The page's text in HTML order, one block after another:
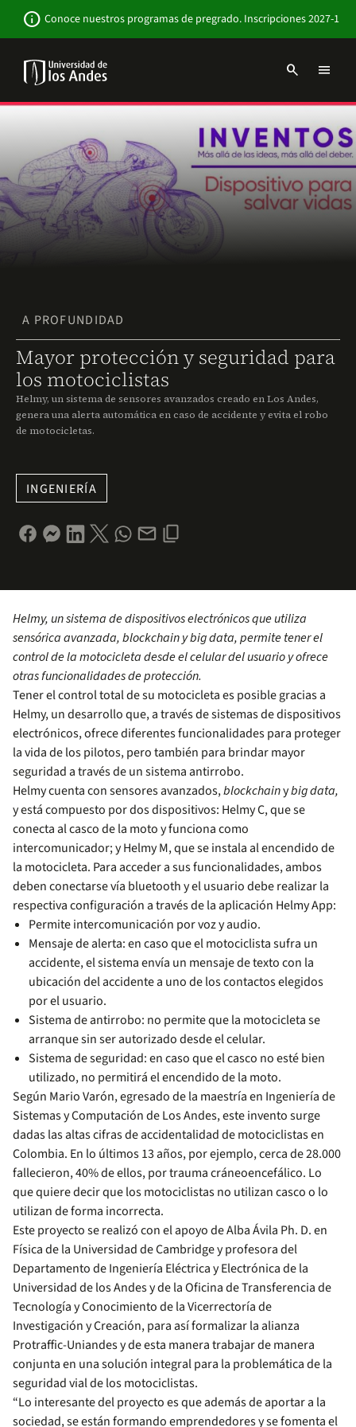
contenido
info Conoce nuestros programas de pregrado. Inscripciones 2027-1
Navbar
Institucional
search menu
A PROFUNDIDAD
Mayor protección y seguridad para
los motociclistas
Helmy, un sistema de sensores avanzados creado en Los Andes,
genera una alerta automática en caso de accidente y evita el robo
de motocicletas.
INGENIERÍA
Helmy, un sistema de dispositivos electrónicos que utiliza
sensórica avanzada, blockchain y big data, permite tener el
control de la motocicleta desde el celular del usuario y ofrece
otras funcionalidades de protección.
Tener el control total de su motocicleta es posible gracias a
Helmy, un desarrollo que, a través de sistemas de dispositivos
electrónicos, ofrece diferentes funcionalidades para proteger
la vida de los pilotos, pero también para brindar mayor
seguridad a través de un sistema antirrobo.
Helmy cuenta con sensores avanzados,blockchainybig data,
y está compuesto por dos dispositivos: Helmy C, que se
conecta al casco de la moto y funciona como
intercomunicador; y Helmy M, que se instala al encendido de
la motocicleta. Para acceder a sus funcionalidades, ambos
deben conectarse vía bluetooth y el usuario debe realizar la
respectiva configuración a través de la aplicación Helmy App:
Permite intercomunicación por voz y audio.
Mensaje de alerta: en caso que el motociclista sufra un
accidente, el sistema envía un mensaje de texto con la
ubicación del accidente a uno de los contactos elegidos
por el usuario.
Sistema de antirrobo: no permite que la motocicleta se
arranque sin ser autorizado desde el celular.
Sistema de seguridad: en caso que el casco no esté bien
utilizado, no permitirá el encendido de la moto.
Según Mario Varón, egresado de la maestría en Ingeniería de
Sistemas y Computación de Los Andes, este invento surge
dadas las altas cifras de accidentalidad de motociclistas en
Colombia. En lo últimos 13 años, por ejemplo, cerca de 28.000
fallecieron, 40% de ellos, por trauma cráneoencefálico. Lo
que quiere decir que los motociclistas no utilizan casco o lo
utilizan de forma incorrecta.
Este proyecto se realizó con el apoyo de Alba Ávila Ph. D. en
Física de la Universidad de Cambridge y profesora del
Departamento de Ingeniería Eléctrica y Electrónica de la
Universidad de los Andes y de la Oficina de Transferencia de
Tecnología y Conocimiento de la Vicerrectoría de
Investigación y Creación, para así formalizar la alianza
Protraffic-Uniandes y de esta manera trabajar de manera
conjunta en una solución integral para la problemática de la
seguridad vial de los motociclistas.
“Lo interesante del proyecto es que además de aportar a la
sociedad, se están formando emprendedores y se fomenta el